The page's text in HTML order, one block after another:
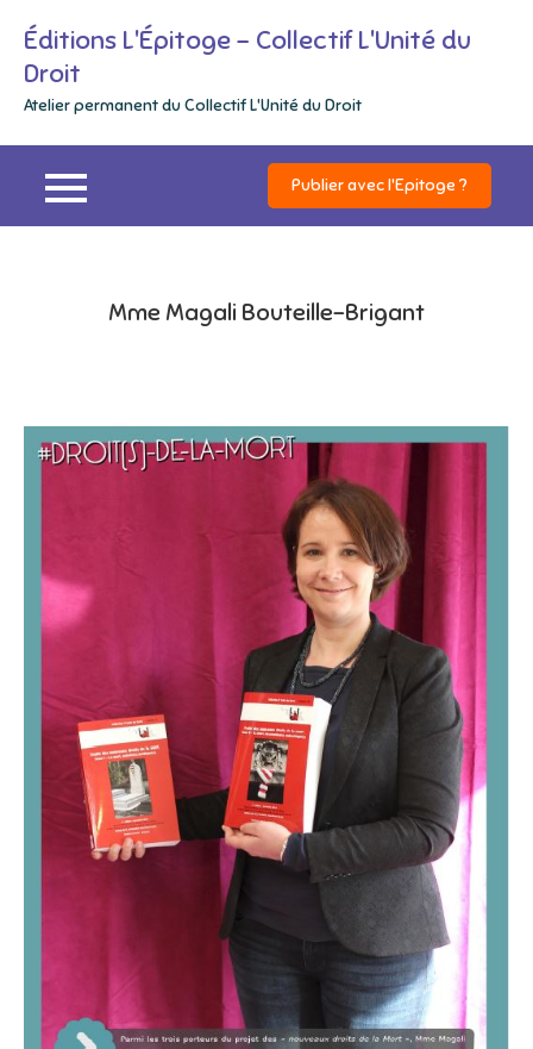
content
Éditions L'Épitoge – Collectif L'Unité du
Droit
Atelier permanent du Collectif L'Unité du Droit
Publier avec l'Epitoge ?
Mme Magali Bouteille-Brigant